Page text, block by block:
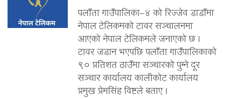
पलाँता गाउँपालिका–४ को रिज्जेव डाडाँमा
नेपाल टेलिकमको टावर सञ्चालनमा
आएको नेपाल टेलिकमले जनाएको छ ।
टावर जडान भएपछि पलाँता गाउँपालिकाको
९० प्रतिशत ठाउँमा सञ्चारको पुग्ने दूर
सञ्चार कार्यालय कालीकोट कार्यालय
प्रमुख प्रेमसिंह विष्टले बताए ।